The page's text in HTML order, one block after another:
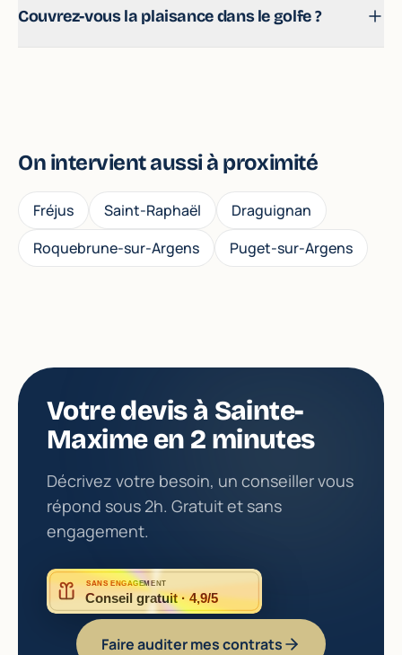
plafonds adaptés (objets de valeur, dépendances,
piscine).
Couvrez-vous la plaisance dans le golfe ?
On intervient aussi à proximité
Fréjus Saint-Raphaël
Draguignan
Roquebrune-sur-Argens
Puget-sur-Argens
Votre devis à Sainte-
Maxime en 2 minutes
Décrivez votre besoin, un conseiller vous
répond sous 2h. Gratuit et sans
engagement.
SANS ENGAGEMENT
Conseil gratuit · 4,9/5
Faire auditer mes contrats